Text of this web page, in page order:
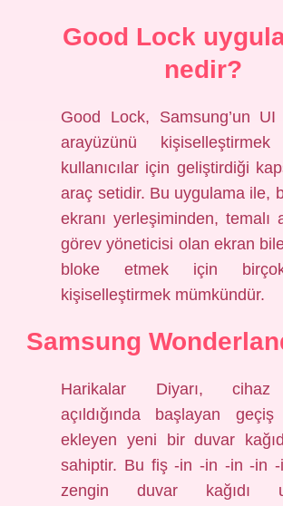
Good Lock
nedir?
Good Lock, Samsung’un UI
arayüzünü
kullanıcılar için geliştirdiği
araç setidir. Bu uygulama ile,
​​ekranı yerleşiminden, temalı
görev yöneticisi olan ekran
bloke etmek için
kişiselleştirmek mümkündür.
Samsung
Harikalar Diyarı, cihaz
açıldığında başlayan
ekleyen yeni bir duvar
sahiptir. Bu fiş -in -in -in -in -
zengin duvar kağıdı